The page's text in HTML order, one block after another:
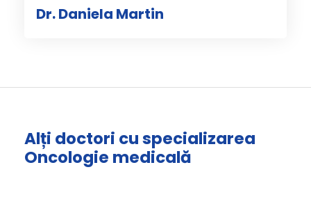
Dr. Daniela Martin
Alți doctori cu specializarea
Oncologie medicală